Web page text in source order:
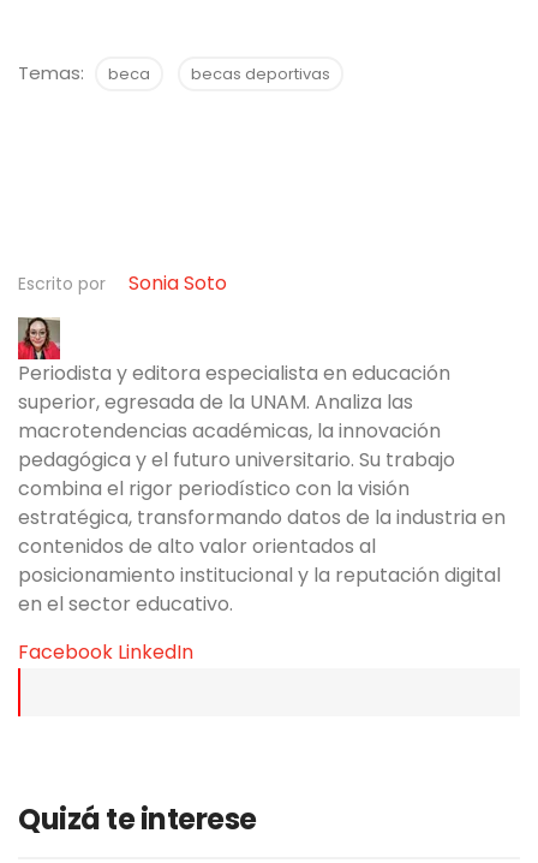
deporte del campus cómo se maneja ese caso.
entrenamientos, ajustar fechas de exámenes y
Temas: beca becas deportivas
Escrito por Sonia Soto
Periodista y editora especialista en educación
superior, egresada de la UNAM. Analiza las
macrotendencias académicas, la innovación
pedagógica y el futuro universitario. Su trabajo
combina el rigor periodístico con la visión
estratégica, transformando datos de la industria en
contenidos de alto valor orientados al
posicionamiento institucional y la reputación digital
en el sector educativo.
Facebook LinkedIn
Quizá te interese